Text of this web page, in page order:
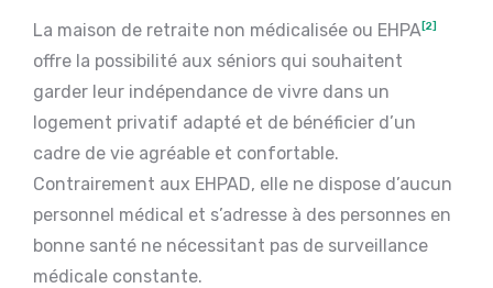
La maison de retraite non médicalisée ou EHPA[2]
offre la possibilité aux séniors qui souhaitent
garder leur indépendance de vivre dans un
logement privatif adapté et de bénéficier d’un
cadre de vie agréable et confortable.
Contrairement aux EHPAD, elle ne dispose d’aucun
personnel médical et s’adresse à des personnes en
bonne santé ne nécessitant pas de surveillance
médicale constante.